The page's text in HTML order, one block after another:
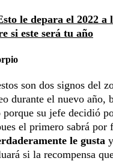
le depara el 2022 a
si este será tu año
son dos signos del
durante el nuevo año,
su jefe decidió
el primero sabrá por
le gusta
si la recompensa